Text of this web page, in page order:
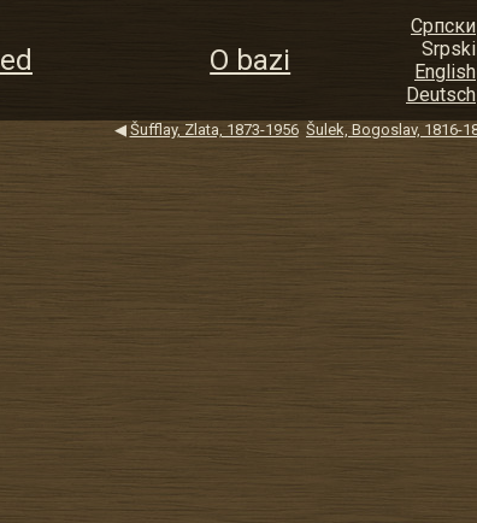
O bazi
Српски
Srpski
English
Deutsch
◀ Šufflay, Zlata, 1873-1956 Šulek, Bogoslav, 1816-